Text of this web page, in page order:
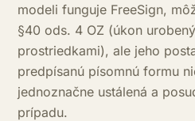
modeli funguje FreeSign,
§40 ods. 4 OZ (úkon
prostriedkami), ale jeho
predpísanú písomnú formu
jednoznačne ustálená a
prípadu.